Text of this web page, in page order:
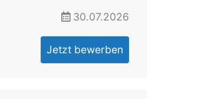
30.07.2026
Jetzt bewerben